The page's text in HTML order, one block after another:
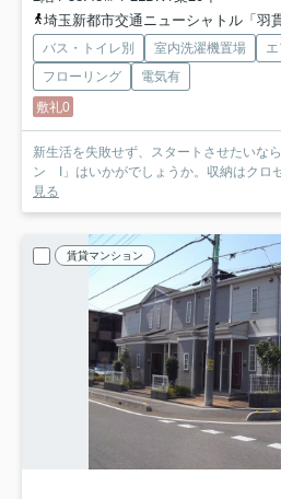
埼玉新都市交通ニューシャトル「羽
バス・トイレ別 室内洗濯機置場
フローリング
電気有
敷礼0
新生活を失敗せず、スタートさせたい
ン I」はいかがでしょうか。収納はクロ
見る
賃貸マンション